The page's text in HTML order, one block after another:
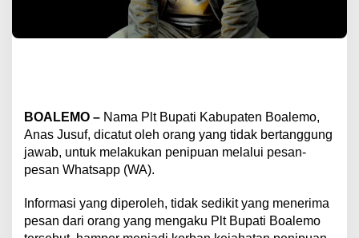
BOALEMO – Nama Plt Bupati Kabupaten Boalemo,
Anas Jusuf, dicatut oleh orang yang tidak bertanggung
jawab, untuk melakukan penipuan melalui pesan-
pesan Whatsapp (WA).
Informasi yang diperoleh, tidak sedikit yang menerima
pesan dari orang yang mengaku Plt Bupati Boalemo